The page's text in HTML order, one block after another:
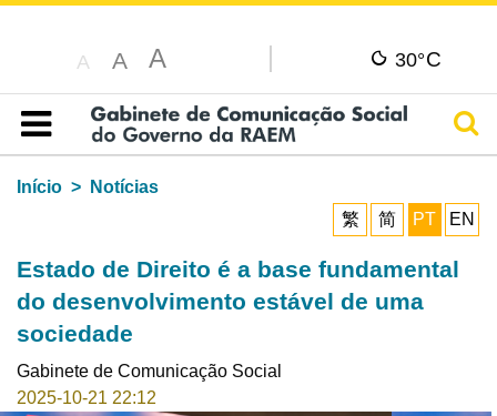
A A A 30°C
Índice
Início
Notícias
繁
简 PT EN
Estado de Direito é a base fundamental
do desenvolvimento estável de uma
sociedade
Gabinete de Comunicação Social
2025-10-21 22:12